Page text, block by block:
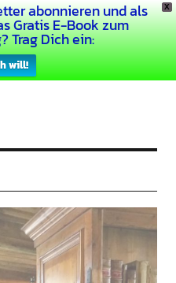
X
abonnieren und als
Gratis E-Book zum
Trag Dich ein:
will!